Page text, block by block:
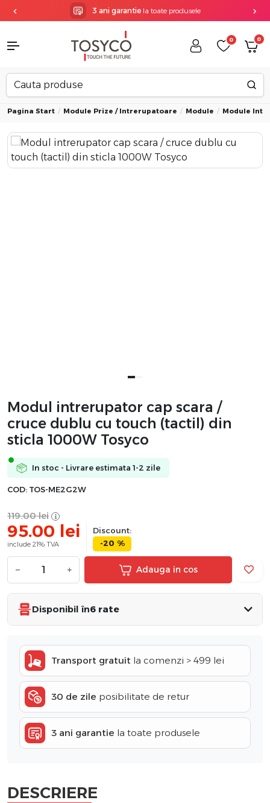
3 ani garantiela toate produsele
0 0
Pagina Start Module Prize / Intrerupatoare Module Module
Modul intrerupator cap scara /
cruce dublu cu touch (tactil) din
sticla 1000W Tosyco
In stoc - Livrare estimata 1-2 zile
COD: TOS-ME2G2W
119.00 lei
95.00 lei
include 21% TVA
Discount:
-20 %
− + Adauga in cos
Disponibil în6 rate
Transport gratuit la comenzi > 499 lei
30 de zile posibilitate de retur
3 ani garantie la toate produsele
DESCRIERE